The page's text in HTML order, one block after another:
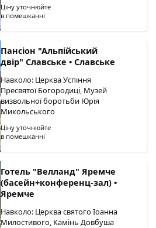
Ціну уточнюйте
в помешканні
Пансіон "Альпійський
двір" Славське • Славське
Навколо: Церква Успіння
Пресвятої Богородиці, Музей
визвольної боротьби Юрія
Микольського
Ціну уточнюйте
в помешканні
Готель "Велланд" Яремче
(басейн+конференц-зал) •
Яремче
Навколо: Церква святого Іоанна
Милостивого, Камінь Довбуша